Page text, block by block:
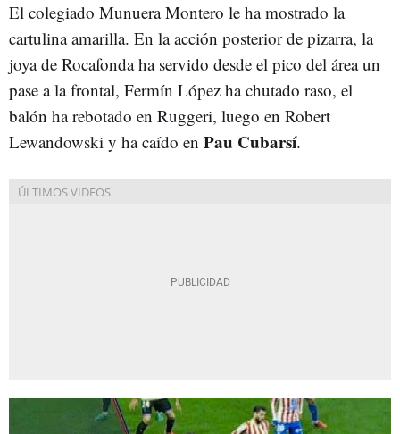
El colegiado Munuera Montero le ha mostrado la
cartulina amarilla. En la acción posterior de pizarra, la
joya de Rocafonda ha servido desde el pico del área un
pase a la frontal, Fermín López ha chutado raso, el
balón ha rebotado en Ruggeri, luego en Robert
Lewandowski y ha caído en Pau Cubarsí.